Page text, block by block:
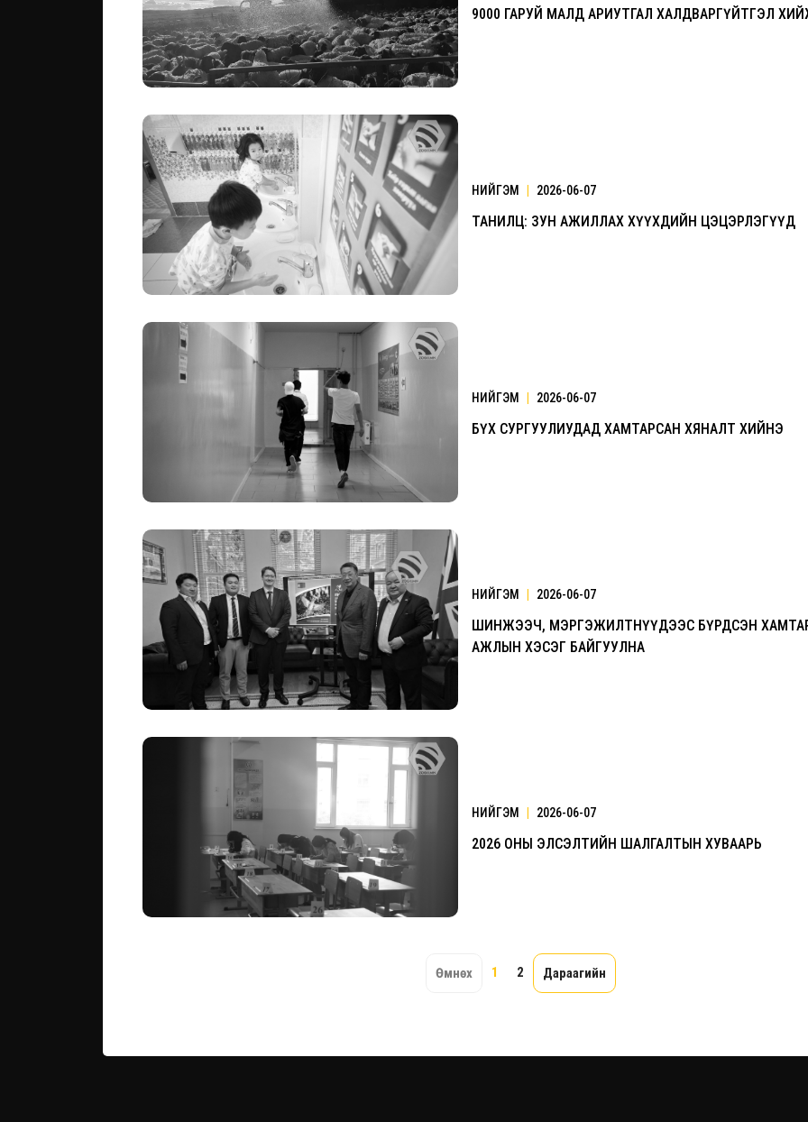
9000 ГАРУЙ МАЛД АРИУТГАЛ ХАЛДВАРГҮЙТГЭЛ
НИЙГЭМ | 2026-06-07
ТАНИЛЦ: ЗУН АЖИЛЛАХ ХҮҮХДИЙН ЦЭЦЭРЛЭГҮҮД
НИЙГЭМ | 2026-06-07
БҮХ СУРГУУЛИУДАД ХАМТАРСАН ХЯНАЛТ ХИЙНЭ
НИЙГЭМ | 2026-06-07
ШИНЖЭЭЧ, МЭРГЭЖИЛТНҮҮДЭЭС БҮРДСЭН
АЖЛЫН ХЭСЭГ БАЙГУУЛНА
НИЙГЭМ | 2026-06-07
2026 ОНЫ ЭЛСЭЛТИЙН ШАЛГАЛТЫН ХУВААРЬ
Өмнөх 1 2 Дараагийн